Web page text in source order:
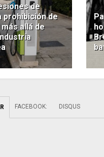
de
prohibición de
allá de
FACEBOOK: DISQUS